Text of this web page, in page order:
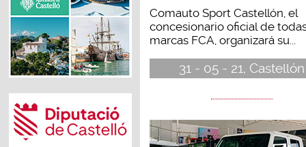
Comauto Sport Castellón, el
concesionario oficial de
marcas FCA, organizará su...
31 - 05 - 21, Castellón